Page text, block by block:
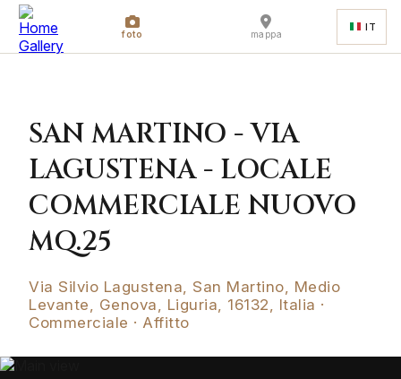
foto mappa
IT
SAN MARTINO - VIA
LAGUSTENA - LOCALE
COMMERCIALE NUOVO
MQ.25
Via Silvio Lagustena, San Martino, Medio
Levante, Genova, Liguria, 16132, Italia ·
Commerciale · Affitto